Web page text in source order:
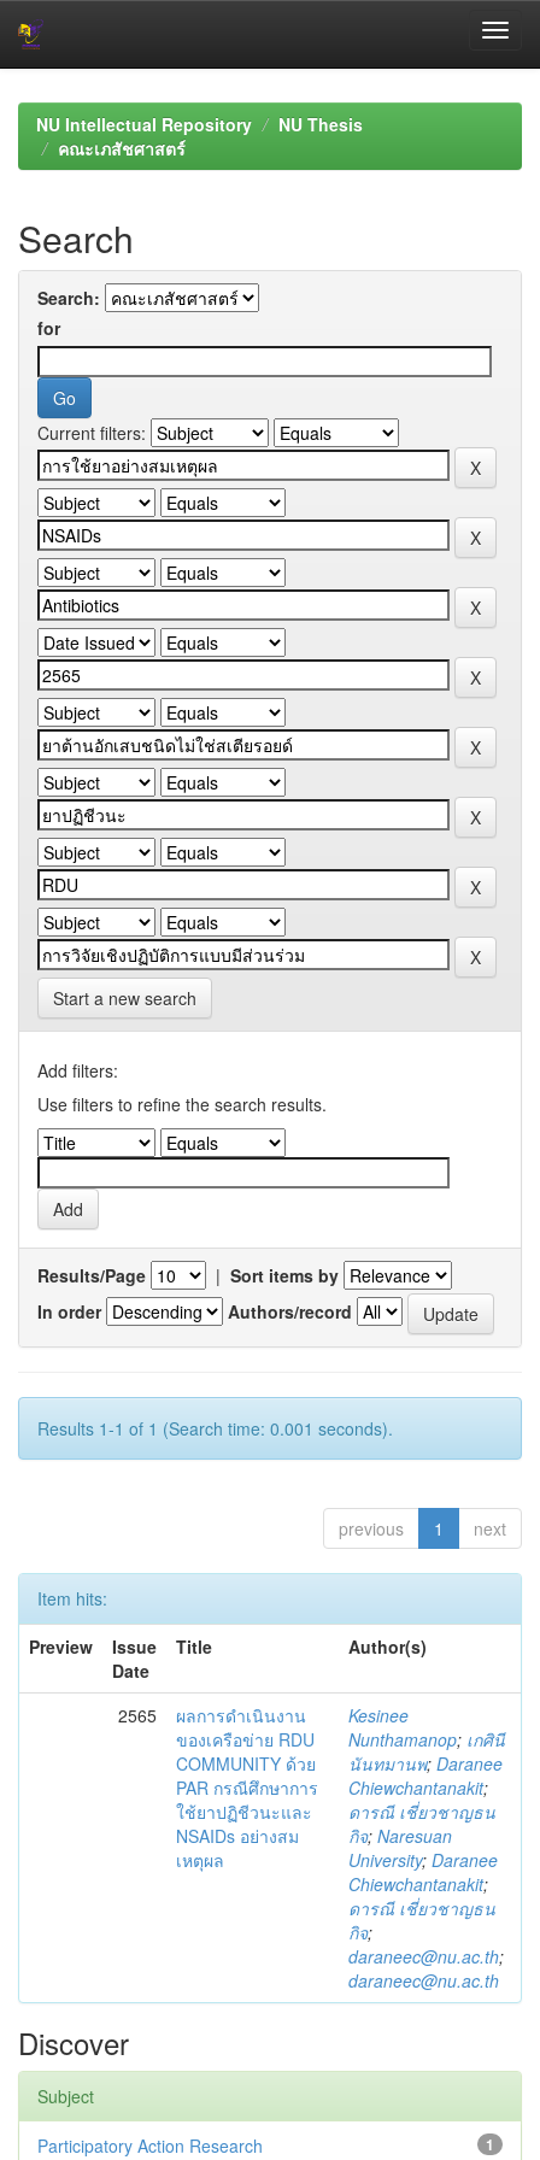
navigationNU Intellectual Repository
NU Thesis
คณะเภสัชศาสตร์
Search
Search:
for
Current filters:
Start a new search
Add filters:
Use filters to refine the search results.
Results/Page | Sort items by
In order
Authors/record
Results 1-1 of 1 (Search time: 0.001 seconds).
previous 1 next
Item hits:
Preview
Issue
Date
Title Author(s)
2565
ผลการดำเนินงาน
ของเครือข่าย RDU
COMMUNITY ด้วย
PAR กรณีศึกษาการ
ใช้ยาปฏิชีวนะและ
NSAIDs อย่างสม
เหตุผล
Kesinee
Nunthamanop; เกศินี
นันทมานพ; Daranee
Chiewchantanakit;
ดารณี เชี่ยวชาญธน
กิจ; Naresuan
University; Daranee
Chiewchantanakit;
ดารณี เชี่ยวชาญธน
กิจ;
daraneec@nu.ac.th;
daraneec@nu.ac.th
Discover
Subject
1
Participatory Action Research